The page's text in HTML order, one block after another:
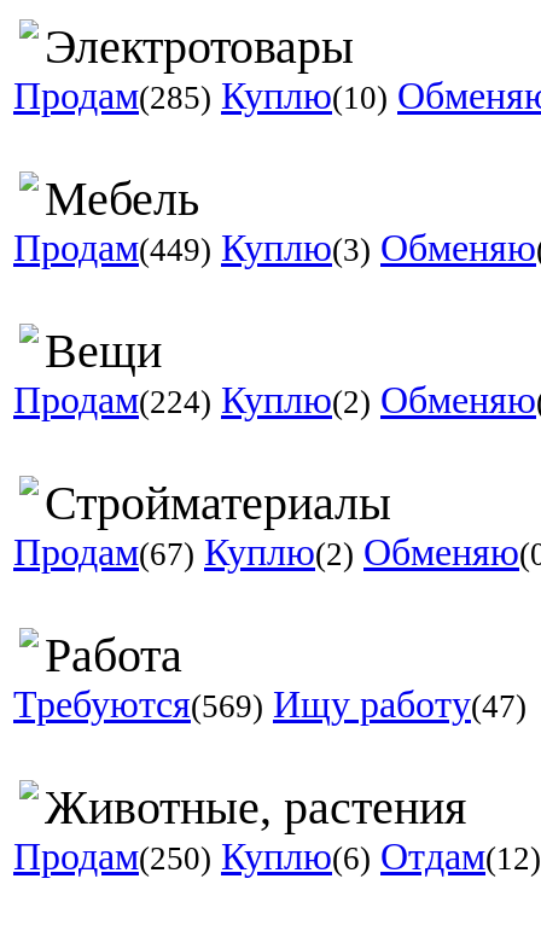
Электротовары
Продам(285) Куплю(10)
Мебель
Продам(449) Куплю(3) Обменяю
Вещи
Продам(224) Куплю(2) Обменяю
Стройматериалы
Продам(67) Куплю(2) Обменяю
Работа
Требуются(569) Ищу работу(47)
Животные, растения
Продам(250) Куплю(6) Отдам(12)